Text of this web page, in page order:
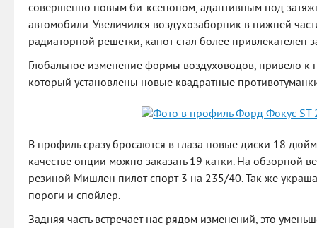
совершенно новым би-ксеноном, адаптивным под
автомобили. Увеличился воздухозаборник в нижней
радиаторной решетки, капот стал более привлекателен
Глобальное изменение формы воздуховодов, привело
который установлены новые квадратные
В профиль сразу бросаются в глаза новые диски 18
качестве опции можно заказать 19 катки. На обзорной
резиной Мишлен пилот спорт 3 на 235/40. Так же
пороги и спойлер.
Задняя часть встречает нас рядом изменений, это